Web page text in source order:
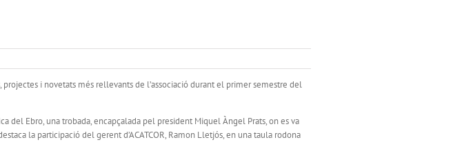
projectes i novetats més rellevants de l’associació durant el primer semestre del
del Ebro, una trobada, encapçalada pel president Miquel Àngel Prats, on es va
la participació del gerent d’ACATCOR, Ramon Lletjós, en una taula rodona